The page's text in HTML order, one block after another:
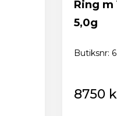
Jag
Ring m
5,0g
Butiksnr:
8750